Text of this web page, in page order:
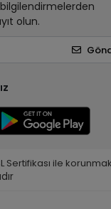
olun.
Sertifikası ile